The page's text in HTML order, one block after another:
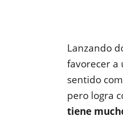
Lanzando
favorecer a
sentido
pero logra
tiene